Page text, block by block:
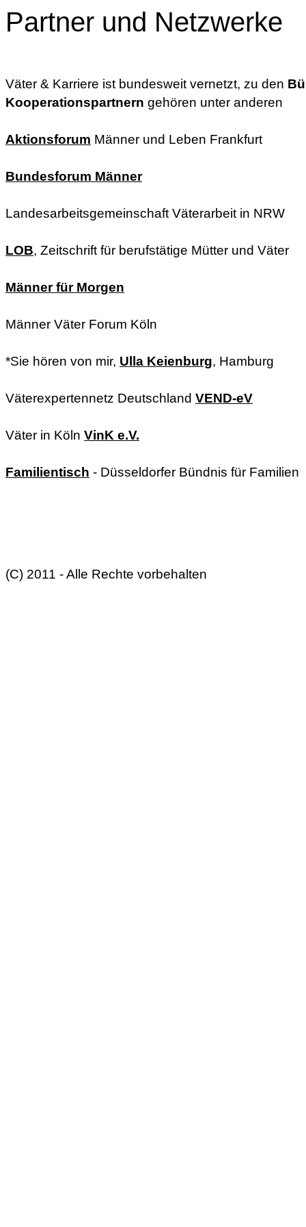
Partner und Netzwerke
Väter & Karriere ist bundesweit vernetzt, zu den
Kooperationspartnern gehören unter anderen
Aktionsforum Männer und Leben Frankfurt
Bundesforum Männer
Landesarbeitsgemeinschaft Väterarbeit in NRW
LOB, Zeitschrift für berufstätige Mütter und Väter
Männer für Morgen
Männer Väter Forum Köln
*Sie hören von mir, Ulla Keienburg, Hamburg
Väterexpertennetz Deutschland VEND-eV
Väter in Köln VinK e.V.
Familientisch - Düsseldorfer Bündnis für Familien
(C) 2011 - Alle Rechte vorbehalten